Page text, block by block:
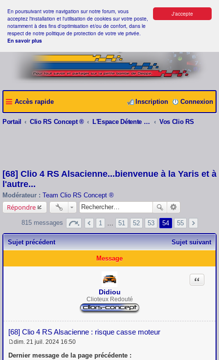
J'accepte
En poursuivant votre navigation sur notre forum, vous
acceptez l'installation et l'utilisation de cookies sur votre poste,
notamment à des fins d'optimisation et/ou de confort, dans le
respect de notre politique de protection de votre vie privée.
En savoir plus
Accès rapide Connexion
Inscription
Portail Clio RS Concept ® L'Espace Détente Clio RS Concept ® Vos Clio RS
[68] Clio 4 RS Alsacienne...bienvenue à la Yaris et à
l'autre...
Modérateur : Team Clio RS Concept ®
Répondre
815 messages 1 51 52 53 54 55
Sujet précédent Sujet suivant
Message
Didiou
Clioteux Redouté
[68] Clio 4 RS Alsacienne : risque casse moteur
Citation
e
dim. 21 juil. 2024 16:50
Dernier message de la page précédente :